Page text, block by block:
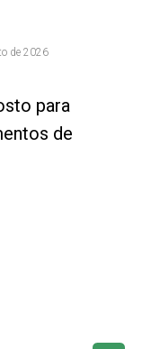
de 2026
para
de